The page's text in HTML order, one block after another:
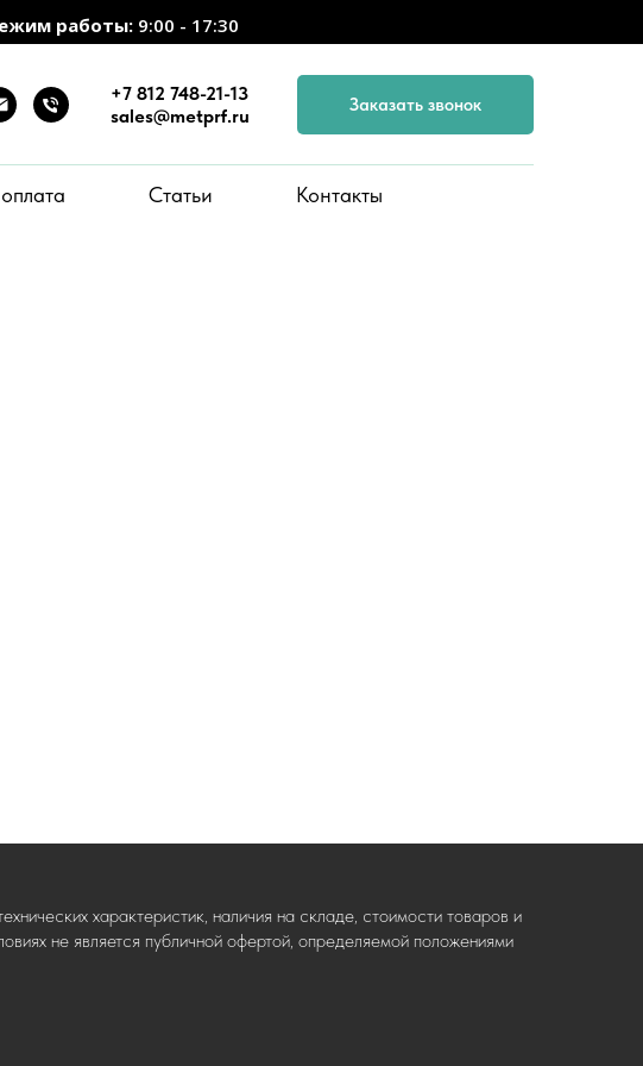
работы: 9:00 - 17:30
+7 812 748-21-13
sales@metprf.ru
Заказать звонок
Статьи Контакты
характеристик, наличия на складе, стоимости товаров и
не является публичной офертой, определяемой положениями